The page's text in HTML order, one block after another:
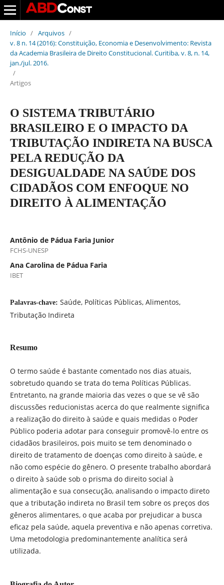
Início / Arquivos /
v. 8 n. 14 (2016): Constituição, Economia e Desenvolvimento: Revista
da Academia Brasileira de Direito Constitucional. Curitiba, v. 8, n. 14,
jan./jul. 2016.
/
Artigos
O SISTEMA TRIBUTÁRIO
BRASILEIRO E O IMPACTO DA
TRIBUTAÇÃO INDIRETA NA BUSCA
PELA REDUÇÃO DA
DESIGUALDADE NA SAÚDE DOS
CIDADÃOS COM ENFOQUE NO
DIREITO À ALIMENTAÇÃO
Antônio de Pádua Faria Junior
FCHS-UNESP
Ana Carolina de Pádua Faria
IBET
Palavras-chave: Saúde, Políticas Públicas, Alimentos,
Tributação Indireta
Resumo
O termo saúde é bastante comentado nos dias atuais,
sobretudo quando se trata do tema Políticas Públicas.
Entretanto, na grande maioria das vezes o que se vê são
discussões reducionistas acerca do que realmente significa
a realização do direito à saúde e quais medidas o Poder
Público poderia adotar para conseguir promovê-lo entre os
cidadãos brasileiros, pois muito se tem denominado o
direito de tratamento de doenças como direito à saúde, e
não como espécie do gênero. O presente trabalho abordará
o direito à saúde sob o prisma do direito social à
alimentação e sua consecução, analisando o impacto direto
que a tributação indireta no Brasil tem sobre os preços dos
gêneros alimentares, o que acaba por prejudicar a busca
eficaz pela saúde, aquela preventiva e não apenas corretiva.
Uma metodologia predominantemente analítica será
utilizada.